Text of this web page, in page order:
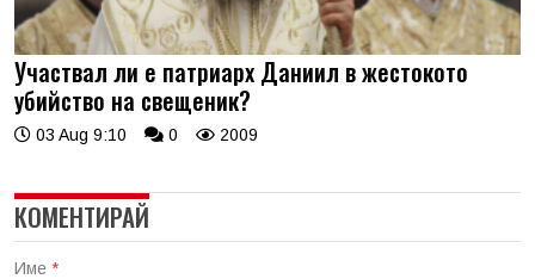
Участвал ли е патриарх Даниил в жестокото
убийство на свещеник?
03 Aug 9:10 0 2009
КОМЕНТИРАЙ
Име *